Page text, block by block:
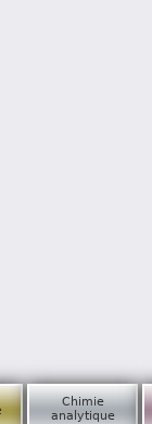
Chimie
analytique